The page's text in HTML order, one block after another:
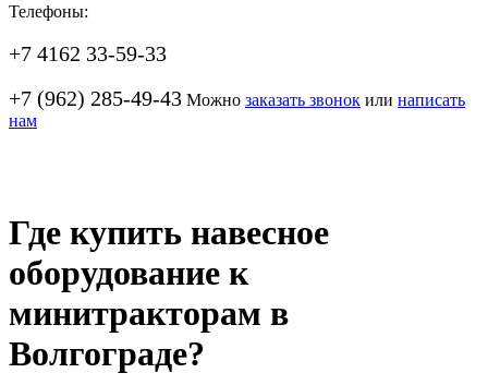
Телефоны:
+7 4162 33-59-33
+7 (962) 285-49-43 Можно заказать звонок или написать
нам
Где купить навесное
оборудование к
минитракторам в
Волгограде?